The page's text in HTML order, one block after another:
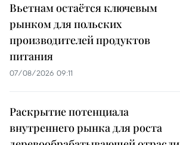
Вьетнам остаётся ключевым
рынком для польских
производителей продуктов
питания
07/08/2026 09:11
Раскрытие потенциала
внутреннего рынка для роста